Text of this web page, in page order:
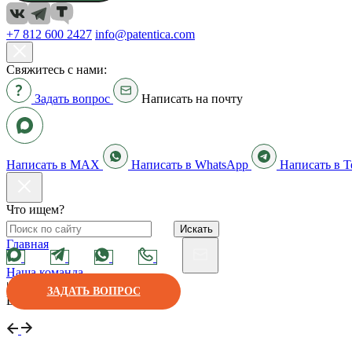
+7 812 600 2427 info@patentica.com
Свяжитесь с нами:
Задать вопрос Написать на почту
Написать в MAX Написать в WhatsApp Написать в
Что ищем?
Искать
ЗАДАТЬ ВОПРОС
Главная
|
Наша команда
|
Василий Быков